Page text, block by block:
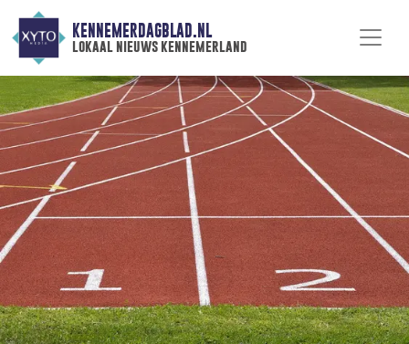
KENNEMERDAGBLAD.NL
lokaal nieuws kennemerland